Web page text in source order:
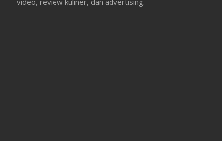
video, review kuliner, dan advertising.